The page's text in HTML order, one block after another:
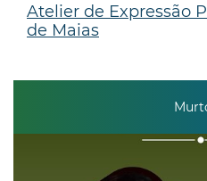
Atelier de Expressão
de Maias